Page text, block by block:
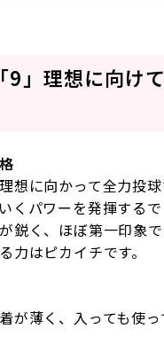
9」理想に向け
想に向かって全力投
くパワーを発揮する
鋭く、ほぼ第一印象
力はピカイチです。
が薄く、入っても使